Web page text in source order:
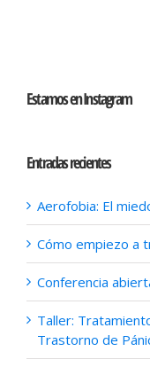
Estamos en Instagram
Entradas recientes
Aerofobia: El
Cómo empiezo a
Conferencia
Taller:
Trastorno de